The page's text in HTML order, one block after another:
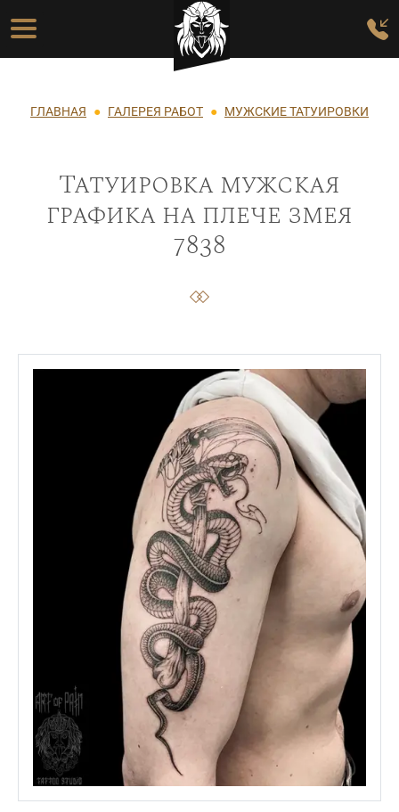
Перейти к основному содержанию
Основная навигация
Строка навигации
ГЛАВНАЯ ГАЛЕРЕЯ РАБОТ МУЖСКИЕ ТАТУИРОВКИ
Татуировка мужская
графика на плече змея
7838